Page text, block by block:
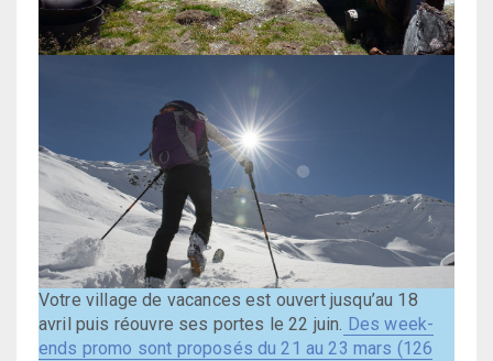
Votre village de vacances est ouvert jusqu’au 18
avril puis réouvre ses portes le 22 juin. Des week-
ends promo sont proposés du 21 au 23 mars (126